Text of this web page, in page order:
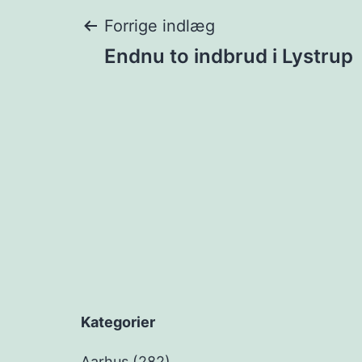
Forrige indlæg
Endnu to indbrud i Lystrup
Kategorier